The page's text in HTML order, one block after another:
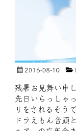
2016-08-10
残暑お見舞い申
先日いらっしゃ
りをされるそう
ドラえもん音頭